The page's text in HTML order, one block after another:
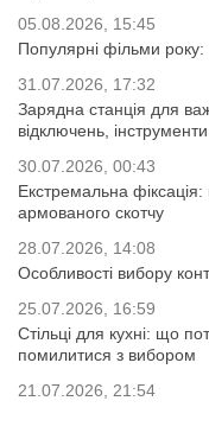
05.08.2026, 15:45
Популярні фільми року:
31.07.2026, 17:32
Зарядна станція для
відключень,
30.07.2026, 00:43
Екстремальна
армованого скотчу
28.07.2026, 14:08
Особливості вибору
25.07.2026, 16:59
Стільці для кухні: що
помилитися з вибором
21.07.2026, 21:54